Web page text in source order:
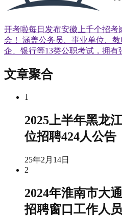
开考啦每日发布安徽上千个招
会！ 涵盖公务员、事业单位、
企、银行等13类公职考试，拥有
文章聚合
1
2025上半年黑龙
位招聘424人公告
25年2月14日
2
2024年淮南市大
招聘窗口工作人